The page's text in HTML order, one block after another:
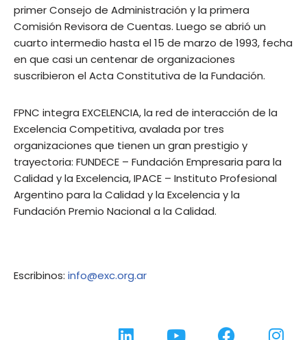
primer Consejo de Administración y la primera
Comisión Revisora de Cuentas. Luego se abrió un
cuarto intermedio hasta el 15 de marzo de 1993, fecha
en que casi un centenar de organizaciones
suscribieron el Acta Constitutiva de la Fundación.
FPNC integra EXCELENCIA, la red de interacción de la
Excelencia Competitiva, avalada por tres
organizaciones que tienen un gran prestigio y
trayectoria: FUNDECE – Fundación Empresaria para la
Calidad y la Excelencia, IPACE – Instituto Profesional
Argentino para la Calidad y la Excelencia y la
Fundación Premio Nacional a la Calidad.
Escribinos: info@exc.org.ar